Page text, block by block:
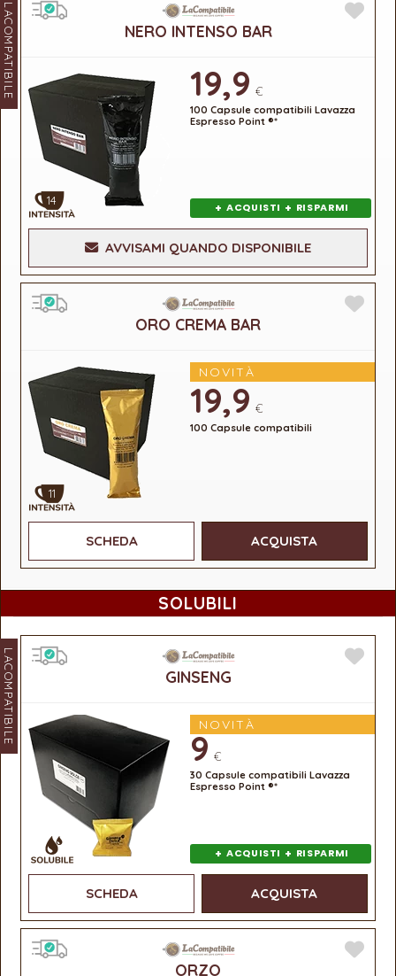
LACOMPATIBILE NERO INTENSO BAR
14
19,9 €
100 Capsule compatibili Lavazza
Espresso Point ®*
+ ACQUISTI + RISPARMI
AVVISAMI QUANDO DISPONIBILE
ORO CREMA BAR
11
NOVITÀ
19,9 €
100 Capsule compatibili
SCHEDA ACQUISTA
SOLUBILI
LACOMPATIBILE GINSENG
NOVITÀ
9 €
30 Capsule compatibili Lavazza
Espresso Point ®*
+ ACQUISTI + RISPARMI
SCHEDA ACQUISTA
ORZO